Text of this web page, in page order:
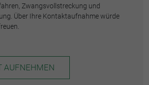
Zwangsvollstreckung und
Über Ihre Kontaktaufnahme würde
AUFNEHMEN